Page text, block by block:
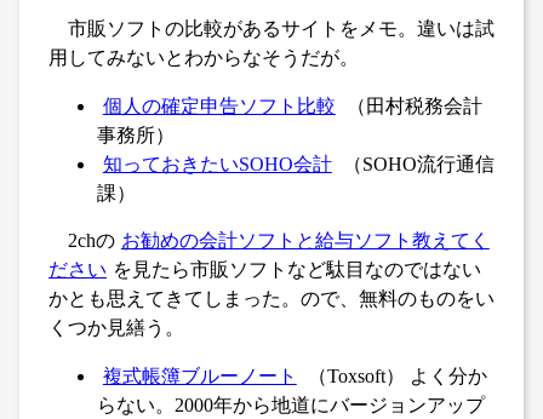
市販ソフトの比較があるサイトをメモ。違いは試
用してみないとわからなそうだが。
個人の確定申告ソフト比較
（田村税務会計
事務所）
知っておきたいSOHO会計
（SOHO流行通信
課）
2chの お勧めの会計ソフトと給与ソフト教えてく
ださい を見たら市販ソフトなど駄目なのではない
かとも思えてきてしまった。ので、無料のものをい
くつか見繕う。
複式帳簿ブルーノート
（Toxsoft） よく分か
らない。2000年から地道にバージョンアップ